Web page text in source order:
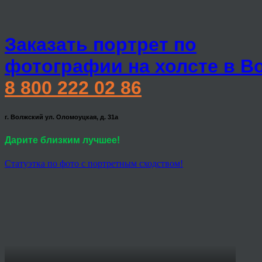
Заказать портрет по
фотографии на холсте в
8 800 222 02 86
г. Волжский ул. Оломоуцкая, д. 31а
Дарите близким лучшее!
Статуэтка по фото с портретным сходством!